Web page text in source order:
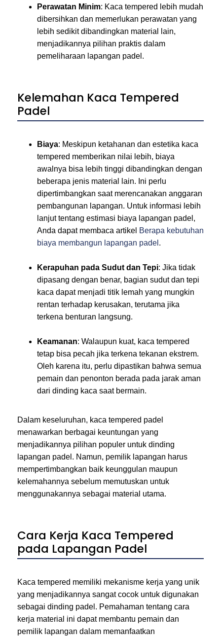
Perawatan Minim: Kaca tempered lebih mudah
dibersihkan dan memerlukan perawatan yang
lebih sedikit dibandingkan material lain,
menjadikannya pilihan praktis dalam
pemeliharaan lapangan padel.
Kelemahan Kaca Tempered
Padel
Biaya: Meskipun ketahanan dan estetika kaca
tempered memberikan nilai lebih, biaya
awalnya bisa lebih tinggi dibandingkan dengan
beberapa jenis material lain. Ini perlu
dipertimbangkan saat merencanakan anggaran
pembangunan lapangan. Untuk informasi lebih
lanjut tentang estimasi biaya lapangan padel,
Anda dapat membaca artikel Berapa kebutuhan
biaya membangun lapangan padel .
Kerapuhan pada Sudut dan Tepi: Jika tidak
dipasang dengan benar, bagian sudut dan tepi
kaca dapat menjadi titik lemah yang mungkin
rentan terhadap kerusakan, terutama jika
terkena benturan langsung.
Keamanan: Walaupun kuat, kaca tempered
tetap bisa pecah jika terkena tekanan ekstrem.
Oleh karena itu, perlu dipastikan bahwa semua
pemain dan penonton berada pada jarak aman
dari dinding kaca saat bermain.
Dalam keseluruhan, kaca tempered padel
menawarkan berbagai keuntungan yang
menjadikannya pilihan populer untuk dinding
lapangan padel. Namun, pemilik lapangan harus
mempertimbangkan baik keunggulan maupun
kelemahannya sebelum memutuskan untuk
menggunakannya sebagai material utama.
Cara Kerja Kaca Tempered
pada Lapangan Padel
Kaca tempered memiliki mekanisme kerja yang unik
yang menjadikannya sangat cocok untuk digunakan
sebagai dinding padel. Pemahaman tentang cara
kerja material ini dapat membantu pemain dan
pemilik lapangan dalam memanfaatkan